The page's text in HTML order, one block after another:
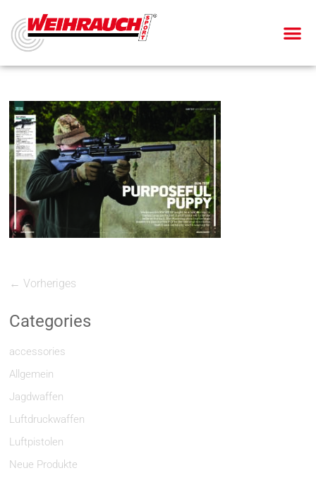
← Vorheriges
Categories
accessories
Allgemein
Jagdwaffen
Luftdruckwaffen
Luftpistolen
Neue Produkte